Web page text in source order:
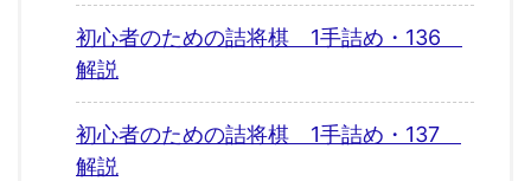
初心者のための詰将棋 1手詰め・136
解説
初心者のための詰将棋 1手詰め・137
解説